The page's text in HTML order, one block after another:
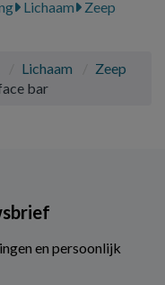
Lichaam
Zeep
Lichaam
Zeep
bar
en persoonlijk